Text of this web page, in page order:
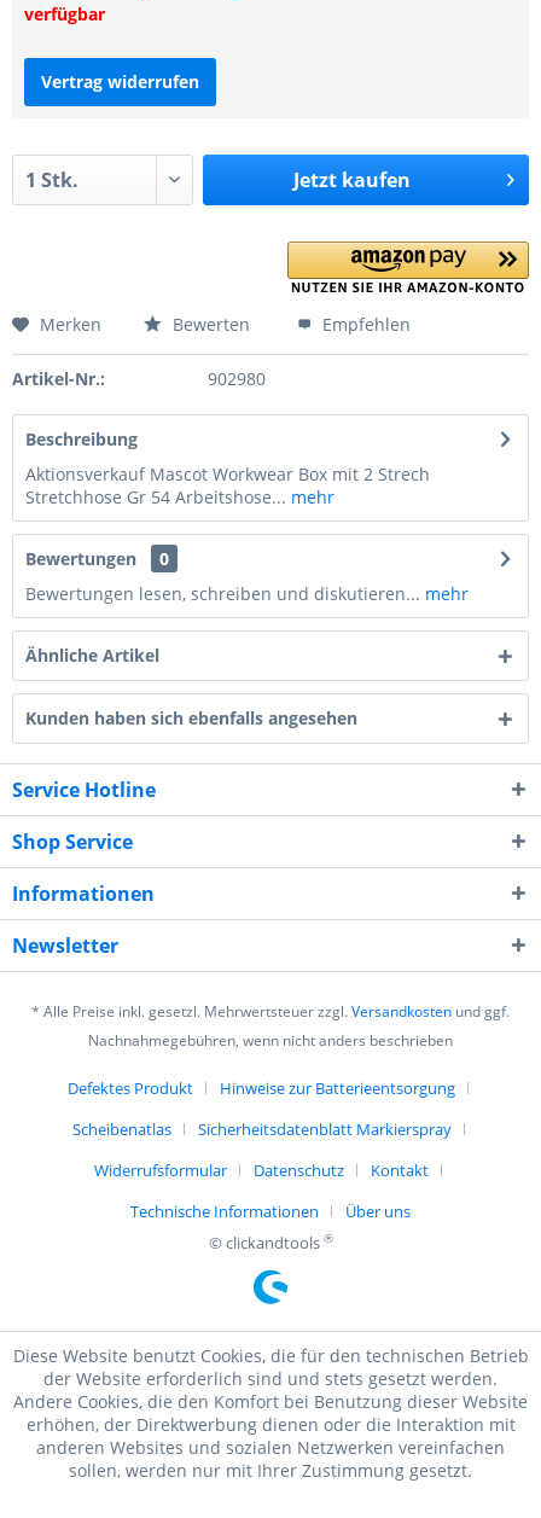
verfügbar
Vertrag widerrufen
Jetzt kaufen
Merken Bewerten Empfehlen
Artikel-Nr.: 902980
Beschreibung
Aktionsverkauf Mascot Workwear Box mit 2 Strech
Stretchhose Gr 54 Arbeitshose... mehr
Bewertungen
0
Bewertungen lesen, schreiben und diskutieren... mehr
Ähnliche Artikel
Kunden haben sich ebenfalls angesehen
Service Hotline
Shop Service
Informationen
Newsletter
* Alle Preise inkl. gesetzl. Mehrwertsteuer zzgl.Versandkosten und ggf.
Nachnahmegebühren, wenn nicht anders beschrieben
Defektes Produkt
Hinweise zur Batterieentsorgung
Scheibenatlas
Sicherheitsdatenblatt Markierspray
Widerrufsformular
Datenschutz
Kontakt
Technische Informationen
Über uns
© clickandtools ®
Diese Website benutzt Cookies, die für den technischen Betrieb
der Website erforderlich sind und stets gesetzt werden.
Andere Cookies, die den Komfort bei Benutzung dieser Website
erhöhen, der Direktwerbung dienen oder die Interaktion mit
anderen Websites und sozialen Netzwerken vereinfachen
sollen, werden nur mit Ihrer Zustimmung gesetzt.